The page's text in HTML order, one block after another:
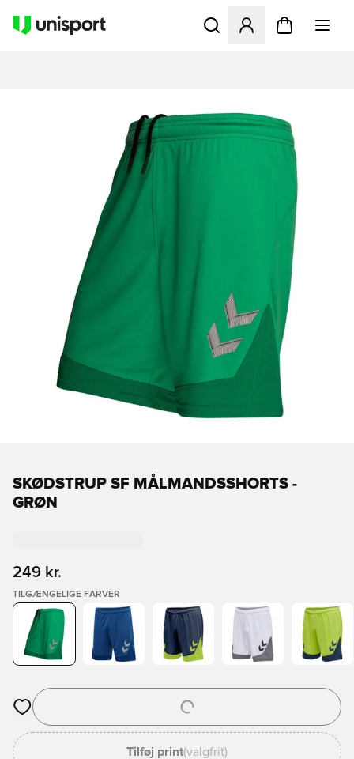
Åbner en Modal til at
SKØDSTRUP SF MÅLMANDSSHORTS -
GRØN
249 kr.
TILGÆNGELIGE FARVER
Åbner en Modal til at logge ind eller tilmelde dig som medlem
Tilføj print(valgfrit)